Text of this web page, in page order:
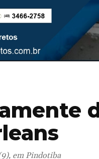
em Pindotiba